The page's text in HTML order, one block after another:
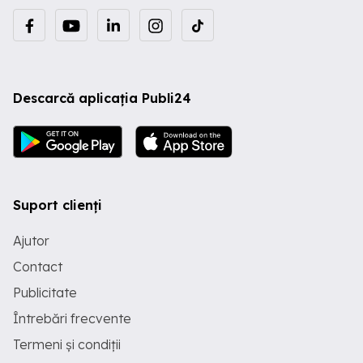
Descarcă aplicația Publi24
Suport clienți
Ajutor
Contact
Publicitate
Întrebări frecvente
Termeni și condiții